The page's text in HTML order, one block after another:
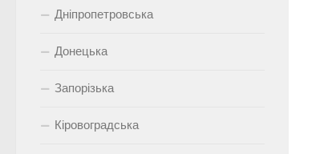
Дніпропетровська
Донецька
Запорізька
Кіровоградська